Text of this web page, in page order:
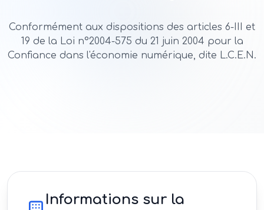
Conformément aux dispositions des articles 6-III et
19 de la Loi n°2004-575 du 21 juin 2004 pour la
Confiance dans l'économie numérique, dite L.C.E.N.
Informations sur la